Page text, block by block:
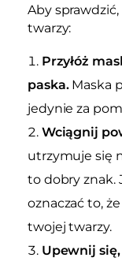
Aby
twarzy:
Przyłóż
paska.Maska
jedynie za
Wciągnij
utrzymuje się
to dobry znak.
oznaczać to,
twojej twarzy.
Upewnij się,